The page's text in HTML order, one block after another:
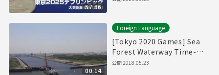
57:36
00:14
Foreign Language
[Tokyo 2020 Games] Sea
Forest Waterway Time-
Lapse Movie [海の森水上競
公開2018.05.23